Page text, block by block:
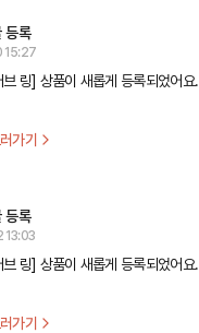
등록
15:27
브 링] 상품이 새롭게 등록되었어요.
가기
등록
브 링] 상품이 새롭게 등록되었어요.
가기